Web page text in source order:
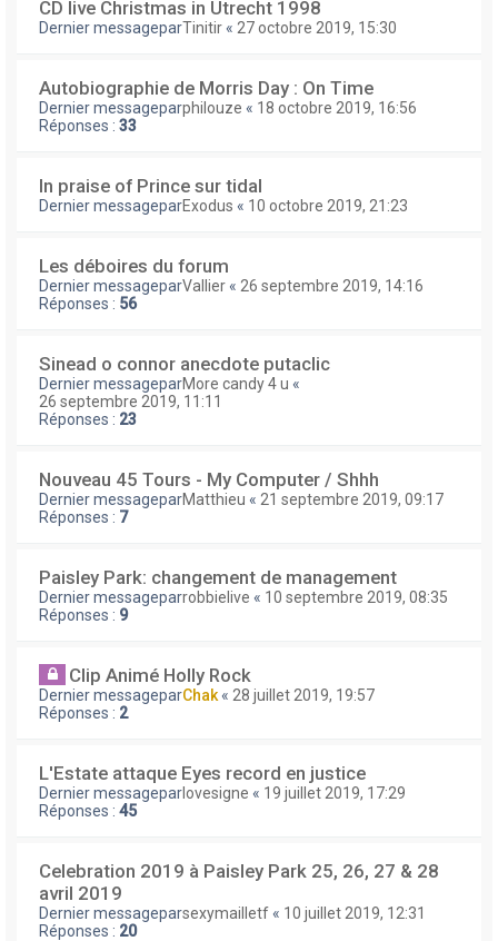
CD live Christmas in Utrecht 1998
Dernier messageparTinitir « 27 octobre 2019, 15:30
Autobiographie de Morris Day : On Time
Dernier messageparphilouze « 18 octobre 2019, 16:56
Réponses : 33
In praise of Prince sur tidal
Dernier messageparExodus « 10 octobre 2019, 21:23
Les déboires du forum
Dernier messageparVallier « 26 septembre 2019, 14:16
Réponses : 56
Sinead o connor anecdote putaclic
Dernier messageparMore candy 4 u «
26 septembre 2019, 11:11
Réponses : 23
Nouveau 45 Tours - My Computer / Shhh
Dernier messageparMatthieu « 21 septembre 2019, 09:17
Réponses : 7
Paisley Park: changement de management
Dernier messageparrobbielive « 10 septembre 2019, 08:35
Réponses : 9
Clip Animé Holly Rock
Dernier messageparChak « 28 juillet 2019, 19:57
Réponses : 2
L'Estate attaque Eyes record en justice
Dernier messageparlovesigne « 19 juillet 2019, 17:29
Réponses : 45
Celebration 2019 à Paisley Park 25, 26, 27 & 28
avril 2019
Dernier messageparsexymailletf « 10 juillet 2019, 12:31
Réponses : 20